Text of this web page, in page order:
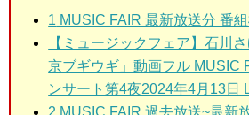
1 MUSIC FAIR 最新放送分 番
【ミュージックフェア】石川
京ブギウギ」動画フル MUSIC
ンサート第4夜2024年4月13日
2 MUSIC FAIR 過去放送~最新